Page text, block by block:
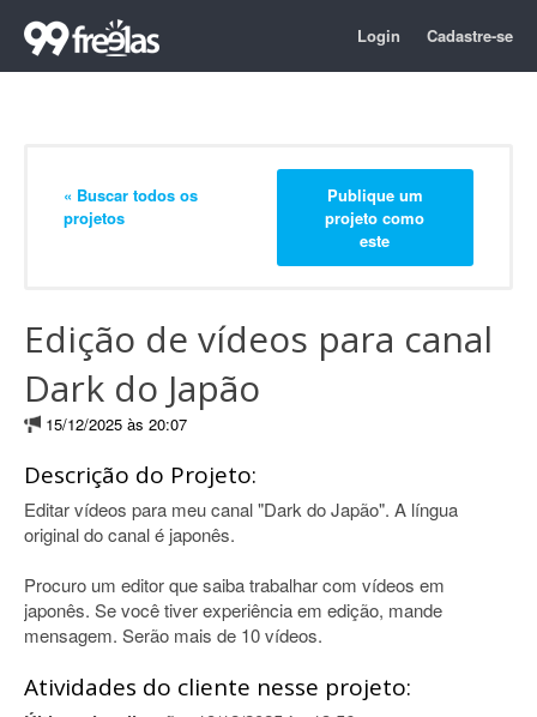
Login Cadastre-se
« Buscar todos os
projetos
Publique um
projeto como
este
Edição de vídeos para canal
Dark do Japão
15/12/2025 às 20:07
Descrição do Projeto:
Editar vídeos para meu canal "Dark do Japão". A língua
original do canal é japonês.
Procuro um editor que saiba trabalhar com vídeos em
japonês. Se você tiver experiência em edição, mande
mensagem. Serão mais de 10 vídeos.
Atividades do cliente nesse projeto: